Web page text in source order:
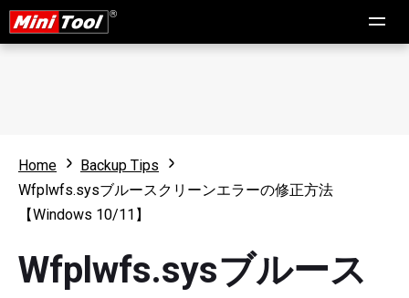
Home
Backup Tips
Wfplwfs.sysブルースクリーンエラーの修正方法
【Windows 10/11】
Wfplwfs.sysブルース